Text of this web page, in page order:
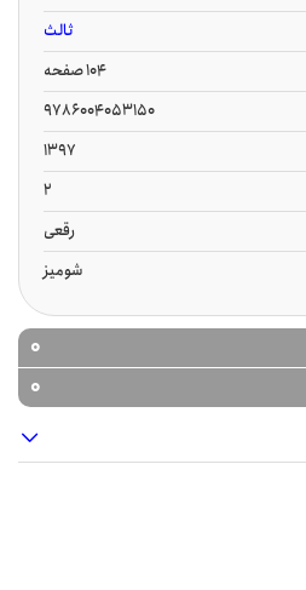
ثالث
104 صفحه
9786004053150
1397
2
رقعی
شومیز
0
0